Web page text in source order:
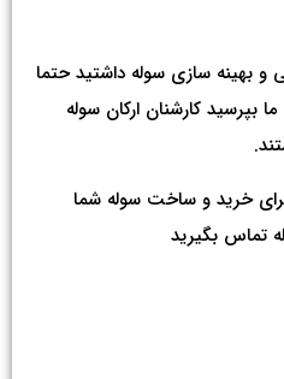
بهینه سازی سوله داشتید حتما
بپرسید کارشنان ارکان سوله
خرید و ساخت سوله شما
تماس بگیرید